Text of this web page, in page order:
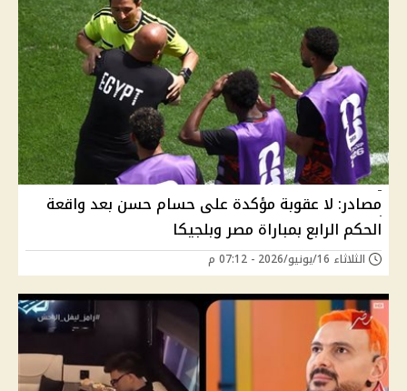
مصادر: لا عقوبة مؤكدة على حسام حسن بعد واقعة
الحكم الرابع بمباراة مصر وبلجيكا
الثلاثاء 16/يونيو/2026 - 07:12 م